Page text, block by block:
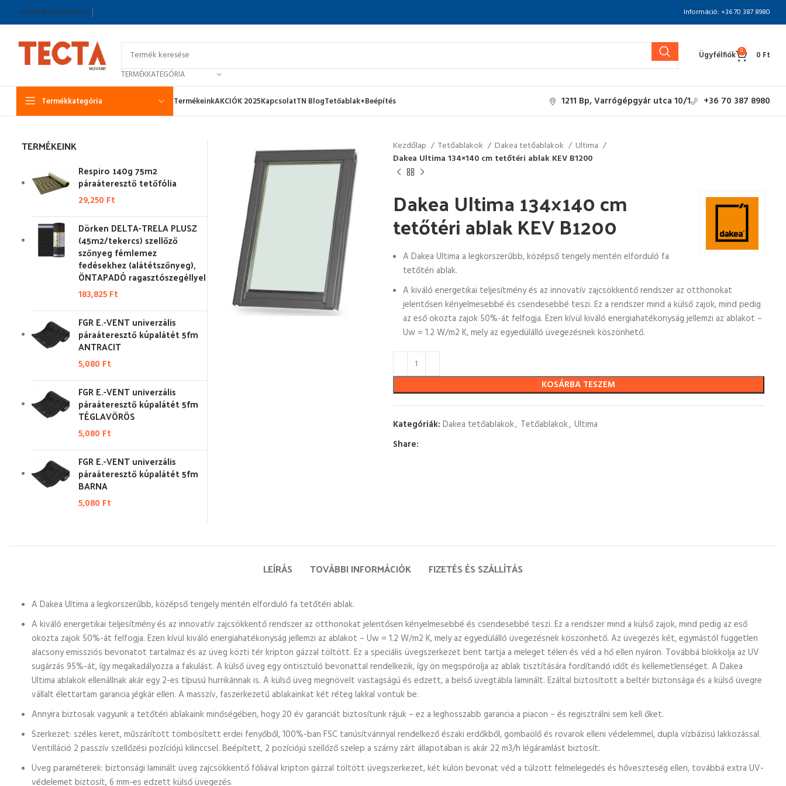
HírlevélKapcsolatGY.I.K. Információ: +36 70 387 8980
TERMÉKKATEGÓRIA
Ügyfélfiók 0 0 Ft
Termékkategória TermékeinkAKCIÓK 2025KapcsolatTN BlogTetőablak+Beépítés 1211 Bp, Varrógépgyár utca 10/1 +36 70 387 8980
Kezdőlap Tetőablakok Dakea tetőablakok
Ultima
Dakea Ultima 134×140 cm tetőtéri ablak KEV B1200
Dakea Ultima 134×140 cm
tetőtéri ablak KEV B1200
A Dakea Ultima a legkorszerűbb, középső tengely mentén elforduló fa
tetőtéri ablak.
A kiváló energetikai teljesítmény és az innovatív zajcsökkentő rendszer az otthonokat
jelentősen kényelmesebbé és csendesebbé teszi. Ez a rendszer mind a külső zajok, mind pedig
az eső okozta zajok 50%-át felfogja. Ezen kívül kiváló energiahatékonyság jellemzi az ablakot –
Uw = 1.2 W/m2 K, mely az egyedülálló üvegezésnek köszönhető.
KOSÁRBA TESZEM
Kategóriák: Dakea tetőablakok, Tetőablakok, Ultima
Share:
TERMÉKEINK
Respiro 140g 75m2
páraáteresztő tetőfólia
29,250 Ft
Dörken DELTA-TRELA PLUSZ
(45m2/tekercs) szellőző
szőnyeg fémlemez
fedésekhez (alátétszőnyeg),
ÖNTAPADÓ ragasztószegéllyel
183,825 Ft
FGR E.-VENT univerzális
páraáteresztő kúpalátét 5fm
ANTRACIT
5,080 Ft
FGR E.-VENT univerzális
páraáteresztő kúpalátét 5fm
TÉGLAVÖRÖS
5,080 Ft
FGR E.-VENT univerzális
páraáteresztő kúpalátét 5fm
BARNA
5,080 Ft
LEÍRÁS TOVÁBBI INFORMÁCIÓK FIZETÉS ÉS SZÁLLÍTÁS
A Dakea Ultima a legkorszerűbb, középső tengely mentén elforduló fa tetőtéri ablak.
A kiváló energetikai teljesítmény és az innovatív zajcsökkentő rendszer az otthonokat jelentősen kényelmesebbé és csendesebbé teszi. Ez a rendszer mind a külső zajok, mind pedig az eső
okozta zajok 50%-át felfogja. Ezen kívül kiváló energiahatékonyság jellemzi az ablakot – Uw = 1.2 W/m2 K, mely az egyedülálló üvegezésnek köszönhető. Az üvegezés két, egymástól független
alacsony emissziós bevonatot tartalmaz és az üveg közti tér kripton gázzal töltött. Ez a speciális üvegszerkezet bent tartja a meleget télen és véd a hő ellen nyáron. Továbbá blokkolja az UV
sugárzás 95%-át, így megakadályozza a fakulást. A külső üveg egy öntisztuló bevonattal rendelkezik, így ön megspórolja az ablak tisztítására fordítandó időt és kellemetlenséget. A Dakea
Ultima ablakok ellenállnak akár egy 2-es típusú hurrikánnak is. A külső üveg megnövelt vastagságú és edzett, a belső üvegtábla laminált. Ezáltal biztosított a beltér biztonsága és a külső üvegre
vállalt élettartam garancia jégkár ellen. A masszív, faszerkezetű ablakainkat két réteg lakkal vontuk be.
Annyira biztosak vagyunk a tetőtéri ablakaink minőségében, hogy 20 év garanciát biztosítunk rájuk – ez a leghosszabb garancia a piacon – és regisztrálni sem kell őket.
Szerkezet: széles keret, műszárított tömbösített erdei fenyőből, 100%-ban FSC tanúsítvánnyal rendelkező északi erdőkből, gombaölő és rovarok elleni védelemmel, dupla vízbázisú lakkozással.
Ventilláció 2 passzív szellőzési pozíciójú kilinccsel. Beépített, 2 pozíciójú szellőző szelep a szárny zárt állapotában is akár 22 m3/h légáramlást biztosít.
Üveg paraméterek: biztonsági laminált üveg zajcsökkentő fóliával kripton gázzal töltött üvegszerkezet, két külön bevonat véd a túlzott felmelegedés és hőveszteség ellen, továbbá extra UV-
védelemet biztosít, 6 mm-es edzett külső üvegezés.